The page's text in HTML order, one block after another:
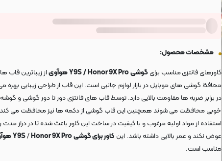
مشخصات محصول:
کاورهای فانتزیمناسب برایگوشی Y9S/Honor 9X Pro هوآویاز زیباترین قاب
محافظ گوشی های موبایل در بازار لوازم جانبی است. این قاب از طراحی زیبایی بهره
در برابر ضربه ها مقاومت بالایی دارد. توسط قاب های فانتزی دور تا دور گوشی و
خوبی محافظت می شوند همچنین این قاب گوشی از دکمه ها نیز محافظت می
استفاده از مواد اولیه مرغوب و با کیفیت در ساخت این کاور باعث شده تا در دراز مدت
عوض نکند و عمر بالایی داشته باشد. این کاور برای گوشی Y9S/Honor 9X Pro
مناسب است.